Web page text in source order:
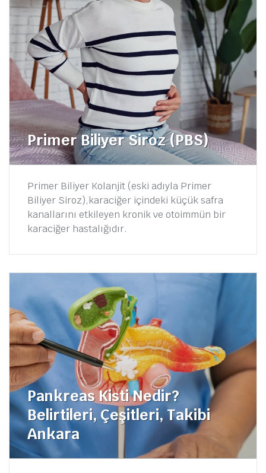
Primer Biliyer Siroz (PBS)
Primer Biliyer Kolanjit (eski adıyla Primer
Biliyer Siroz),karaciğer içindeki küçük safra
kanallarını etkileyen kronik ve otoimmün bir
karaciğer hastalığıdır.
Pankreas Kisti Nedir?
Belirtileri, Çeşitleri, Takibi
Ankara